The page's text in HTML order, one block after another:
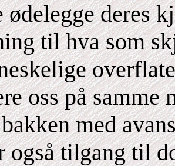
deres
til hva som
oss på
med
også tilgang til